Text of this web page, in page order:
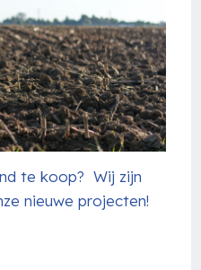
te koop? Wij zijn
nieuwe projecten!